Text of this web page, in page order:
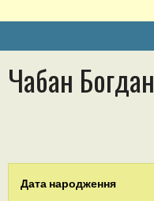
Чабан Богдан
Дата народження